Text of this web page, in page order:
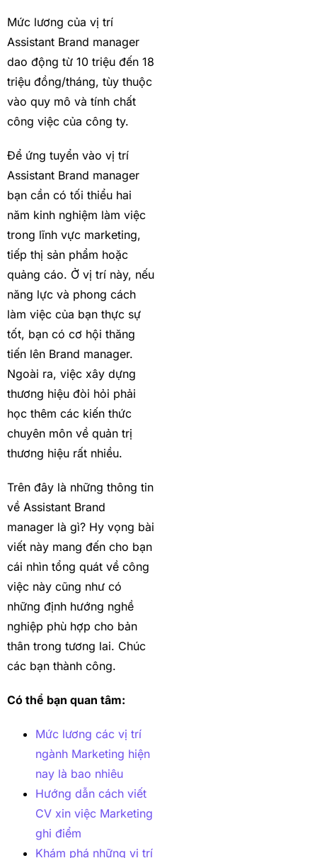
Mức lương của vị trí
Assistant Brand manager
dao động từ 10 triệu đến 18
triệu đồng/tháng, tùy thuộc
vào quy mô và tính chất
công việc của công ty.
Để ứng tuyển vào vị trí
Assistant Brand manager
bạn cần có tối thiểu hai
năm kinh nghiệm làm việc
trong lĩnh vực marketing,
tiếp thị sản phẩm hoặc
quảng cáo. Ở vị trí này, nếu
năng lực và phong cách
làm việc của bạn thực sự
tốt, bạn có cơ hội thăng
tiến lên Brand manager.
Ngoài ra, việc xây dựng
thương hiệu đòi hỏi phải
học thêm các kiến thức
chuyên môn về quản trị
thương hiệu rất nhiều.
Trên đây là những thông tin
về Assistant Brand
manager là gì? Hy vọng bài
viết này mang đến cho bạn
cái nhìn tổng quát về công
việc này cũng như có
những định hướng nghề
nghiệp phù hợp cho bản
thân trong tương lai. Chúc
các bạn thành công.
Có thể bạn quan tâm:
Mức lương các vị trí
ngành Marketing hiện
nay là bao nhiêu
Hướng dẫn cách viết
CV xin việc Marketing
ghi điểm
Khám phá những vị trí